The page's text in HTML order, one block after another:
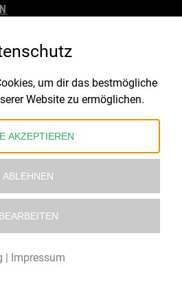
um dir das bestmögliche
Website zu ermöglichen.
AKZEPTIEREN
ABLEHNEN
BEARBEITEN
| Impressum